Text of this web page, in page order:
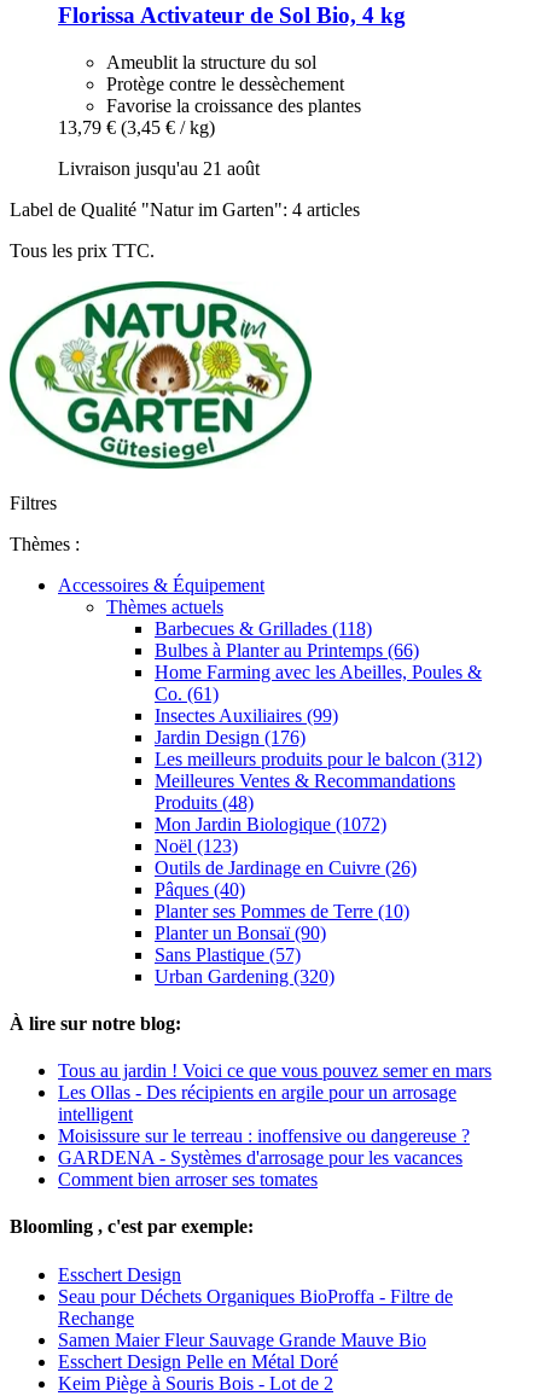
Florissa Activateur de Sol Bio, 4 kg
Ameublit la structure du sol
Protège contre le dessèchement
Favorise la croissance des plantes
13,79 € (3,45 € / kg)
Livraison jusqu'au 21 août
Label de Qualité "Natur im Garten": 4 articles
Tous les prix TTC.
Filtres
Thèmes :
Accessoires & Équipement
Thèmes actuels
Barbecues & Grillades (118)
Bulbes à Planter au Printemps (66)
Home Farming avec les Abeilles, Poules &
Co. (61)
Insectes Auxiliaires (99)
Jardin Design (176)
Les meilleurs produits pour le balcon (312)
Meilleures Ventes & Recommandations
Produits (48)
Mon Jardin Biologique (1072)
Noël (123)
Outils de Jardinage en Cuivre (26)
Pâques (40)
Planter ses Pommes de Terre (10)
Planter un Bonsaï (90)
Sans Plastique (57)
Urban Gardening (320)
À lire sur notre blog:
Tous au jardin ! Voici ce que vous pouvez semer en mars
Les Ollas - Des récipients en argile pour un arrosage
intelligent
Moisissure sur le terreau : inoffensive ou dangereuse ?
GARDENA - Systèmes d'arrosage pour les vacances
Comment bien arroser ses tomates
Bloomling , c'est par exemple:
Esschert Design
Seau pour Déchets Organiques BioProffa - Filtre de
Rechange
Samen Maier Fleur Sauvage Grande Mauve Bio
Esschert Design Pelle en Métal Doré
Keim Piège à Souris Bois - Lot de 2